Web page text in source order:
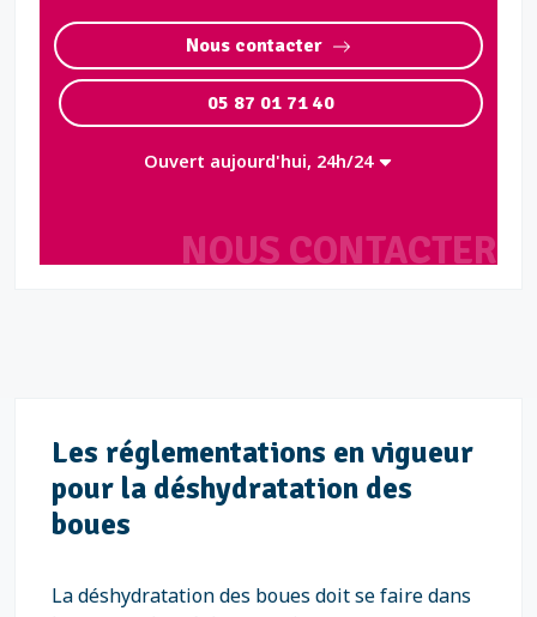
NOUS CONTACTER
Nous contacter
05 87 01 71 40
Ouvert aujourd'hui, 24h/24
Les réglementations en vigueur
pour la déshydratation des
boues
La déshydratation des boues doit se faire dans